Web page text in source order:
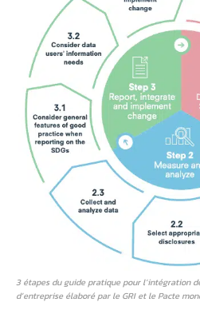
3 étapes du guide pratique pour l’intégration
d’entreprise élaboré par le GRI et le Pacte